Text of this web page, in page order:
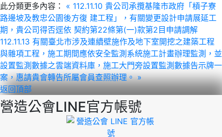
此分類更多內容：
« 112.11.10 貴公司承攬基隆市政府「槓子寮
路邊坡及教忠公園後方復 建工程」，有關變更設計申請展延工
期，貴公司得否逕依 契約第22條第(一)款第2目申請調解
112.11.13 有關臺北市涉及連續壁施作及地下室開挖之建築工程
與雜項工程，施工期間應依安全監測系統施工計畫辦理監測，並
設置監測數據之雲端資料庫，施工大門旁設置監測數據告示牌一
案，惠請貴會轉告所屬會員查照辦理。 »
返回頂部
營造公會LINE官方帳號